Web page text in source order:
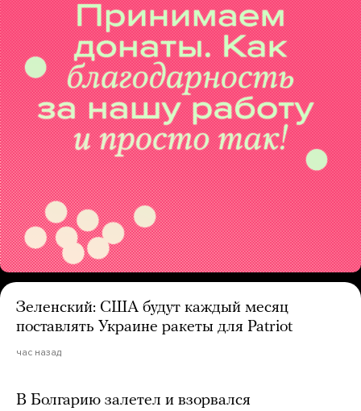
Зеленский: США будут каждый месяц
поставлять Украине ракеты для Patriot
час назад
В Болгарию залетел и взорвался